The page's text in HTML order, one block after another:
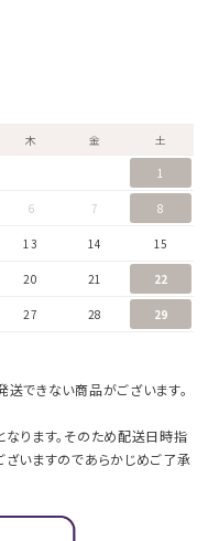
木 金
土
1
6 7 8
13 14 15
20 21 22
27 28 29
できない商品がございます。
ります。そのため配送日時指
いますのであらかじめご了承